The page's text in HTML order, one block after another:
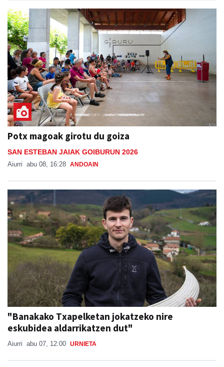
Potx magoak girotu du goiza
SAN ESTEBAN JAIAK GOIBURUN 2026
Aiurri abu 08, 16:28 ANDOAIN
"Banakako Txapelketan jokatzeko nire
eskubidea aldarrikatzen dut"
Aiurri abu 07, 12:00 URNIETA